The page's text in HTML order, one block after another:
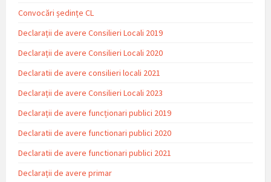
Convocări ședințe CL
Declarații de avere Consilieri Locali 2019
Declarații de avere Consilieri Locali 2020
Declaratii de avere consilieri locali 2021
Declarații de avere Consilieri Locali 2023
Declarații de avere funcționari publici 2019
Declaratii de avere functionari publici 2020
Declaratii de avere functionari publici 2021
Declarații de avere primar